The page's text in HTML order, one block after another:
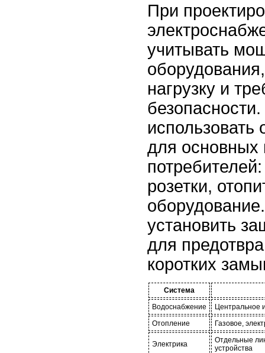
При
учитывать
нагрузку и
использовать
для основных
розетки,
установить
для
коротких
Система
Водоснабжение
Центральное
Отопление
Газовое,
Электрика
Отдельные
устройства